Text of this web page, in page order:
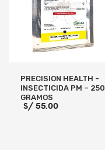
PRECISION HEALTH -
INSECTICIDA PM – 250
GRAMOS
S/ 55.00